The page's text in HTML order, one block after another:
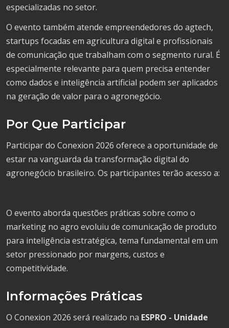
especializadas no setor.
O evento também atende empreendedores do agtech,
startups focadas em agricultura digital e profissionais
de comunicação que trabalham com o segmento rural. É
especialmente relevante para quem precisa entender
como dados e inteligência artificial podem ser aplicados
na geração de valor para o agronegócio.
Por Que Participar
Participar do Conexion 2026 oferece a oportunidade de
estar na vanguarda da transformação digital do
agronegócio brasileiro. Os participantes terão acesso a:
O evento aborda questões práticas sobre como o
marketing no agro evoluiu de comunicação de produto
para inteligência estratégica, tema fundamental em um
setor pressionado por margens, custos e
competitividade.
Informações Práticas
O Conexion 2026 será realizado na ESPRO - Unidade